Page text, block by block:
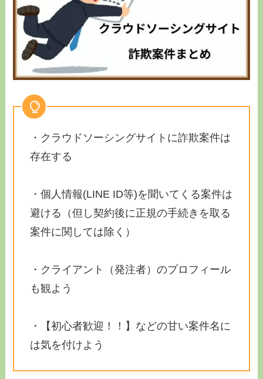
・クラウドソーシングサイトに詐欺案件は
存在する
・個人情報(LINE ID等)を聞いてくる案件は
避ける（但し契約後に正規の手続きを取る
案件に関しては除く）
・クライアント（発注者）のプロフィール
も観よう
・【初心者歓迎！！】などの甘い案件名に
は気を付けよう